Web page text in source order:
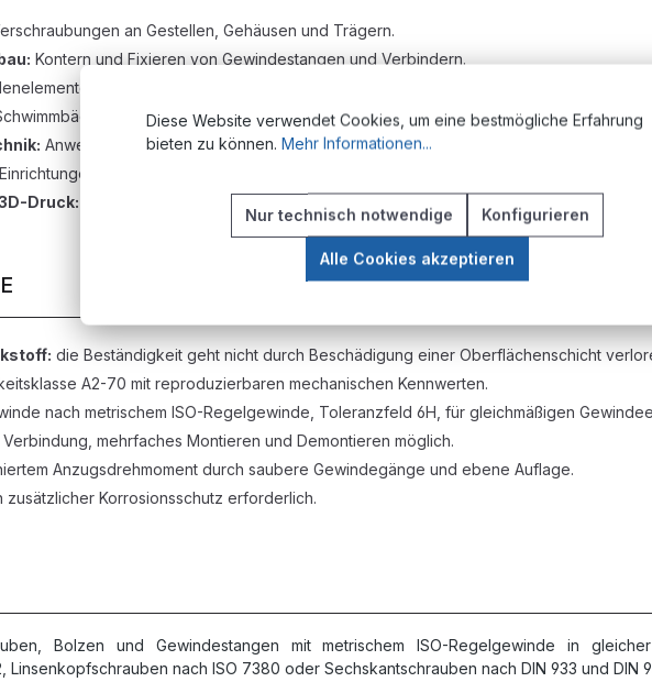
an Gestellen, Gehäusen und Trägern.
Kontern und Fixieren von Gewindestangen und Verbindern.
Gartenbau, Solarunterkonstruktionen.
Wellnessanlagen.
Anwendungen mit erhöhten Hygieneanforderungen.
Einrichtungen mit schwach korrosiver Beanspruchung.
Druck:
die Beständigkeit geht nicht durch Beschädigung einer Oberflächenschicht
A2-70 mit reproduzierbaren mechanischen Kennwerten.
nach metrischem ISO-Regelgewinde, Toleranzfeld 6H, für gleichmäßigen
mehrfaches Montieren und Demontieren möglich.
Anzugsdrehmoment durch saubere Gewindegänge und ebene Auflage.
zusätzlicher Korrosionsschutz erforderlich.
Bolzen und Gewindestangen mit metrischem ISO-Regelgewinde in
Linsenkopfschrauben nach ISO 7380 oder Sechskantschrauben nach DIN 933 und DIN
Diese Website verwendet Cookies, um eine bestmögliche Erfahrung
bieten zu können. Mehr Informationen...
Nur technisch notwendige Konfigurieren
Alle Cookies akzeptieren